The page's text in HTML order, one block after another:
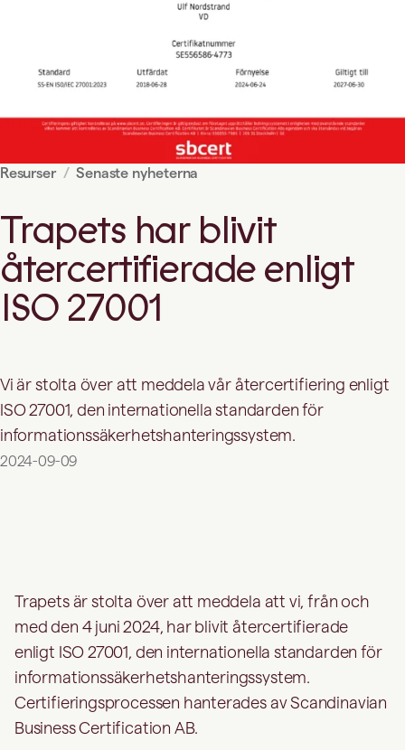
Resurser Senaste nyheterna
Trapets har blivit
återcertifierade enligt
ISO 27001
Vi är stolta över att meddela vår återcertifiering enligt
ISO 27001, den internationella standarden för
informationssäkerhetshanteringssystem.
2024-09-09
Trapets är stolta över att meddela att vi, från och
med den 4 juni 2024, har blivit återcertifierade
enligt ISO 27001, den internationella standarden för
informationssäkerhetshanteringssystem.
Certifieringsprocessen hanterades av Scandinavian
Business Certification AB.